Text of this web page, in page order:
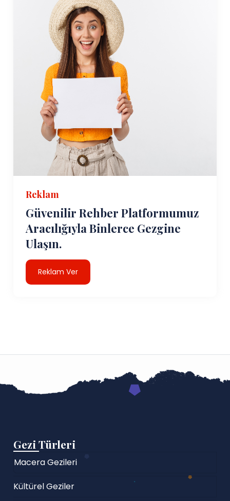
Reklam
Güvenilir Rehber Platformumuz
Aracılığıyla Binlerce Gezgine
Ulaşın.
Reklam Ver
Gezi Türleri
Macera Gezileri
Kültürel Geziler